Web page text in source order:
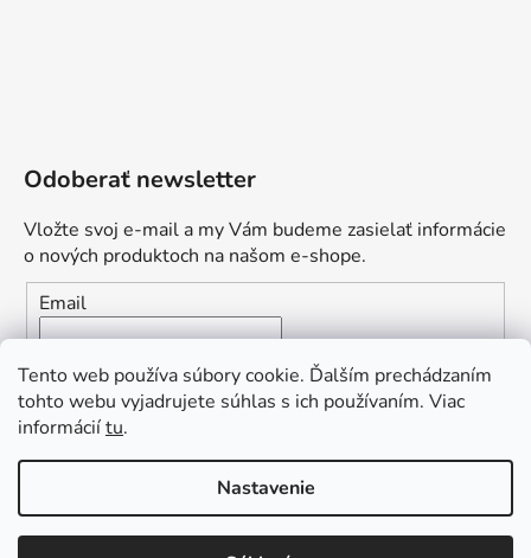
Tento web používa súbory cookie. Ďalším prechádzaním
tohto webu vyjadrujete súhlas s ich používaním. Viac
informáciítu.
Nastavenie
: Zaplaťte vopred a získajte
Odoberať newsletter
Vložte svoj e-mail a my Vám budeme zasielať informácie
o nových produktoch na našom e-shope.
Email
Vložením e-mailu súhlasíte s
podmienkami ochrany
osobných údajov
môžem pomôcť?“